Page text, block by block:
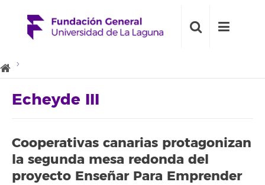
Echeyde III
Cooperativas canarias protagonizan
la segunda mesa redonda del
proyecto Enseñar Para Emprender